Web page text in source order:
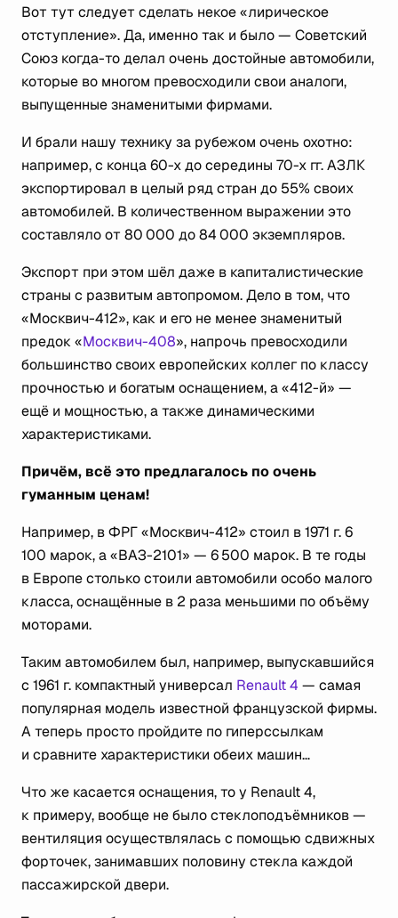
Вот тут следует сделать некое «лирическое
отступление». Да, именно так и было — Советский
Союз когда-то делал очень достойные автомобили,
которые во многом превосходили свои аналоги,
выпущенные знаменитыми фирмами.
И брали нашу технику за рубежом очень охотно:
например, с конца 60-х до середины 70-х гг. АЗЛК
экспортировал в целый ряд стран до 55% своих
автомобилей. В количественном выражении это
составляло от 80 000 до 84 000 экземпляров.
Экспорт при этом шёл даже в капиталистические
страны с развитым автопромом. Дело в том, что
«Москвич-412», как и его не менее знаменитый
предок «Москвич-408», напрочь превосходили
большинство своих европейских коллег по классу
прочностью и богатым оснащением, а «412-й» —
ещё и мощностью, а также динамическими
характеристиками.
Причём, всё это предлагалось по очень
гуманным ценам!
Например, в ФРГ «Москвич-412» стоил в 1971 г. 6
100 марок, а «ВАЗ-2101» — 6 500 марок. В те годы
в Европе столько стоили автомобили особо малого
класса, оснащённые в 2 раза меньшими по объёму
моторами.
Таким автомобилем был, например, выпускавшийся
с 1961 г. компактный универсал Renault 4 — самая
популярная модель известной французской фирмы.
А теперь просто пройдите по гиперссылкам
и сравните характеристики обеих машин…
Что же касается оснащения, то у Renault 4,
к примеру, вообще не было стеклоподъёмников —
вентиляция осуществлялась с помощью сдвижных
форточек, занимавших половину стекла каждой
пассажирской двери.